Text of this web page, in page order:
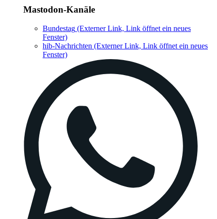
Mastodon-Kanäle
Bundestag (Externer Link, Link öffnet ein neues
Fenster)
hib-Nachrichten (Externer Link, Link öffnet ein neues
Fenster)